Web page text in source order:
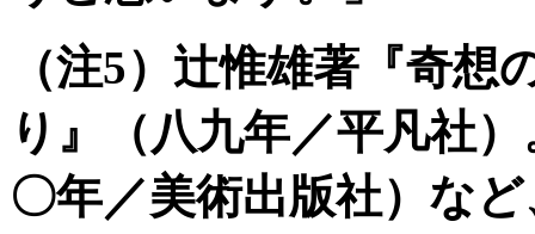
（注5）辻惟雄著『奇
り』（八九年／平凡社
〇年／美術出版社）な